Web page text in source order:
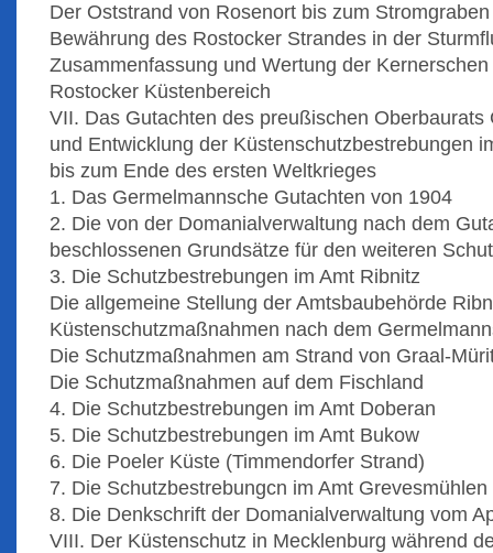
Der Oststrand von Rosenort bis zum Stromgraben
Bewährung des Rostocker Strandes in der
Zusammenfassung und Wertung der
Rostocker Küstenbereich
VII. Das Gutachten des preußischen Oberbaurats
und Entwicklung der Küstenschutzbestrebungen
bis zum Ende des ersten Weltkrieges
1. Das Germelmannsche Gutachten von 1904
2. Die von der Domanialverwaltung nach dem
beschlossenen Grundsätze für den weiteren
3. Die Schutzbestrebungen im Amt Ribnitz
Die allgemeine Stellung der Amtsbaubehörde
Küstenschutzmaßnahmen nach dem
Die Schutzmaßnahmen am Strand von Graal-
Die Schutzmaßnahmen auf dem Fischland
4. Die Schutzbestrebungen im Amt Doberan
5. Die Schutzbestrebungen im Amt Bukow
6. Die Poeler Küste (Timmendorfer Strand)
7. Die Schutzbestrebungcn im Amt Grevesmühlen
8. Die Denkschrift der Domanialverwaltung vom
VIII. Der Küstenschutz in Mecklenburg während